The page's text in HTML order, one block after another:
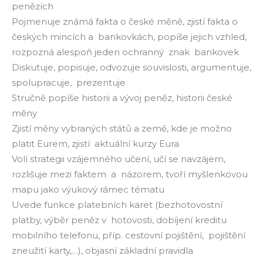
penězích
Pojmenuje známá fakta o české měně, zjistí fakta o
českých mincích a bankovkách, popíše jejich vzhled,
rozpozná alespoň jeden ochranný znak bankovek
Diskutuje, popisuje, odvozuje souvislosti, argumentuje,
spolupracuje, prezentuje
Stručně popíše historii a vývoj peněz, historii české
měny
Zjistí měny vybraných států a země, kde je možno
platit Eurem, zjistí aktuální kurzy Eura
Volí strategii vzájemného učení, učí se navzájem,
rozlišuje mezi faktem a názorem, tvoří myšlenkovou
mapu jako výukový rámec tématu
Uvede funkce platebních karet (bezhotovostní
platby, výběr peněz v hotovosti, dobíjení kreditu
mobilního telefonu, příp. cestovní pojištění, pojištění
zneužití karty,…), objasní základní pravidla